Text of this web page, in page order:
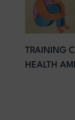
TRAINING
HEALTH